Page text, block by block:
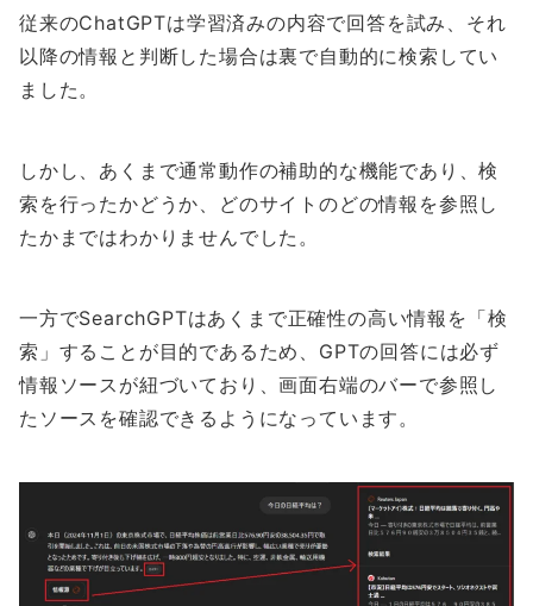
従来のChatGPTは学習済みの内容で回答を試み、それ
以降の情報と判断した場合は裏で自動的に検索してい
ました。
しかし、あくまで通常動作の補助的な機能であり、検
索を行ったかどうか、どのサイトのどの情報を参照し
たかまではわかりませんでした。
一方でSearchGPTはあくまで正確性の高い情報を「検
索」することが目的であるため、GPTの回答には必ず
情報ソースが紐づいており、画面右端のバーで参照し
たソースを確認できるようになっています。